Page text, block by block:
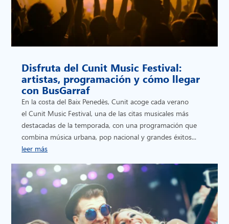
Disfruta del Cunit Music Festival:
artistas, programación y cómo llegar
con BusGarraf
En la costa del Baix Penedès, Cunit acoge cada verano
el Cunit Music Festival, una de las citas musicales más
destacadas de la temporada, con una programación que
combina música urbana, pop nacional y grandes éxitos...
leer más